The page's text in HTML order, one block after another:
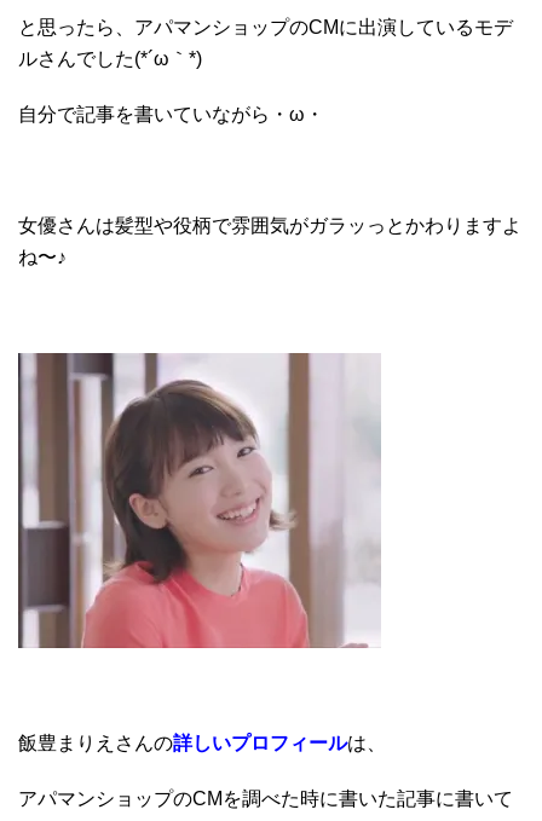
と思ったら、アパマンショップのCMに出演しているモデ
ルさんでした(*´ω｀*)
自分で記事を書いていながら・ω・
女優さんは髪型や役柄で雰囲気がガラッっとかわりますよ
ね〜♪
飯豊まりえさんの詳しいプロフィールは、
アパマンショップのCMを調べた時に書いた記事に書いて